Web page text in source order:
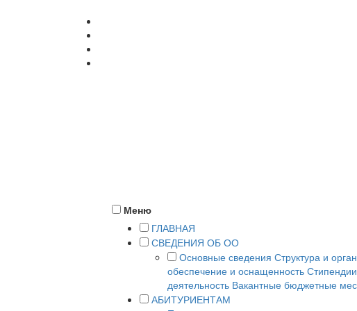
Меню
ГЛАВНАЯ
СВЕДЕНИЯ ОБ ОО
Основные сведения Структура и
обеспечение и оснащенность
деятельность Вакантные бюджетные
АБИТУРИЕНТАМ